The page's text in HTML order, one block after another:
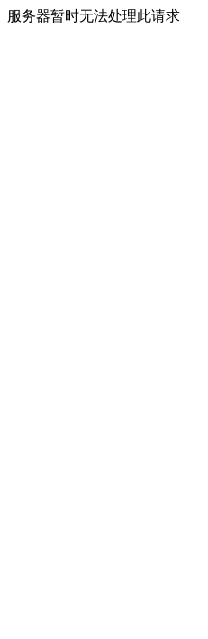
服务器暂时无法处理此请求